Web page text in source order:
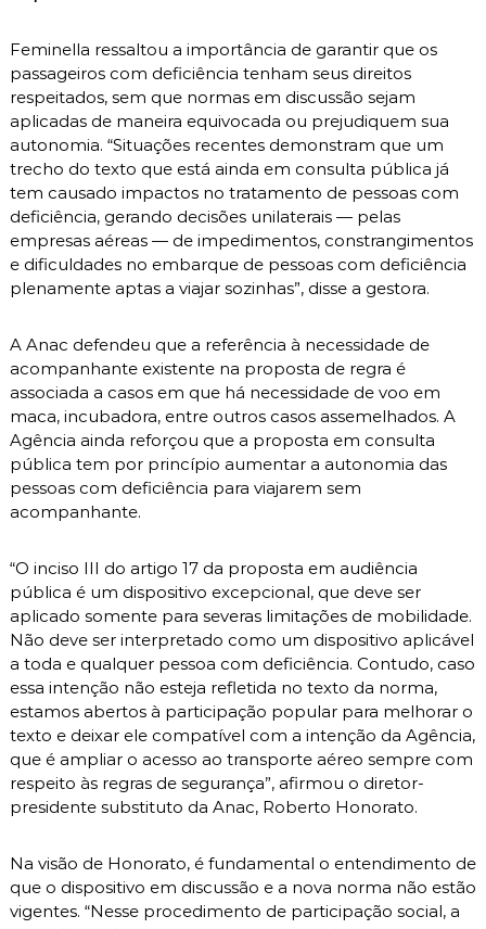
Feminella ressaltou a importância de garantir que os
passageiros com deficiência tenham seus direitos
respeitados, sem que normas em discussão sejam
aplicadas de maneira equivocada ou prejudiquem sua
autonomia. “Situações recentes demonstram que um
trecho do texto que está ainda em consulta pública já
tem causado impactos no tratamento de pessoas com
deficiência, gerando decisões unilaterais — pelas
empresas aéreas — de impedimentos, constrangimentos
e dificuldades no embarque de pessoas com deficiência
plenamente aptas a viajar sozinhas”, disse a gestora.
A Anac defendeu que a referência à necessidade de
acompanhante existente na proposta de regra é
associada a casos em que há necessidade de voo em
maca, incubadora, entre outros casos assemelhados. A
Agência ainda reforçou que a proposta em consulta
pública tem por princípio aumentar a autonomia das
pessoas com deficiência para viajarem sem
acompanhante.
“O inciso III do artigo 17 da proposta em audiência
pública é um dispositivo excepcional, que deve ser
aplicado somente para severas limitações de mobilidade.
Não deve ser interpretado como um dispositivo aplicável
a toda e qualquer pessoa com deficiência. Contudo, caso
essa intenção não esteja refletida no texto da norma,
estamos abertos à participação popular para melhorar o
texto e deixar ele compatível com a intenção da Agência,
que é ampliar o acesso ao transporte aéreo sempre com
respeito às regras de segurança”, afirmou o diretor-
presidente substituto da Anac, Roberto Honorato.
Na visão de Honorato, é fundamental o entendimento de
que o dispositivo em discussão e a nova norma não estão
vigentes. “Nesse procedimento de participação social, a